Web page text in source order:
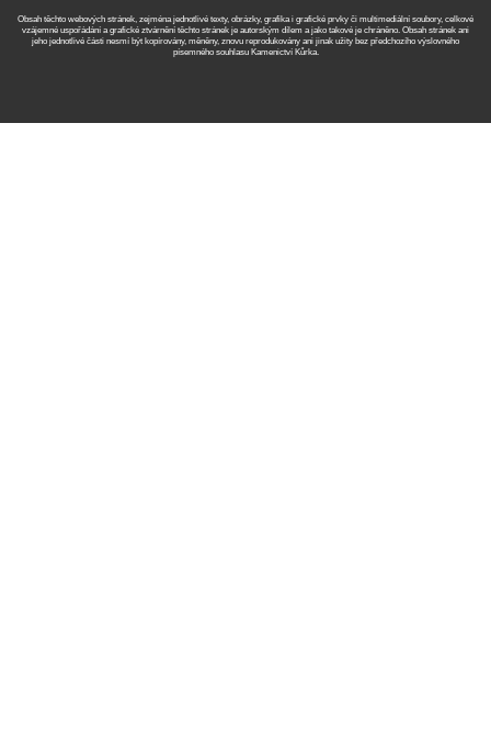
Obsah těchto webových stránek, zejména jednotlivé texty, obrázky, grafika i grafické prvky či multimediální soubory, celkové
vzájemné uspořádání a grafické ztvárnění těchto stránek je autorským dílem a jako takové je chráněno. Obsah stránek ani
jeho jednotlivé části nesmí být kopírovány, měněny, znovu reprodukovány ani jinak užity bez předchozího výslovného
písemného souhlasu Kamenictví Kůrka.